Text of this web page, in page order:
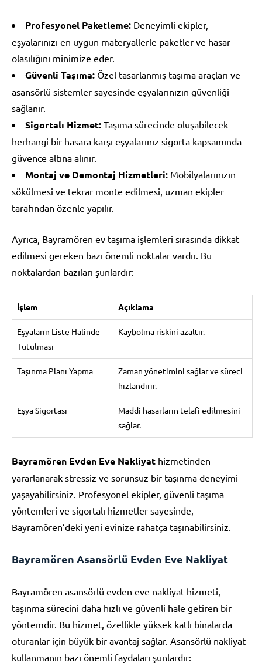
Profesyonel Paketleme: Deneyimli ekipler,
eşyalarınızı en uygun materyallerle paketler ve hasar
olasılığını minimize eder.
Güvenli Taşıma: Özel tasarlanmış taşıma araçları ve
asansörlü sistemler sayesinde eşyalarınızın güvenliği
sağlanır.
Sigortalı Hizmet: Taşıma sürecinde oluşabilecek
herhangi bir hasara karşı eşyalarınız sigorta kapsamında
güvence altına alınır.
Montaj ve Demontaj Hizmetleri: Mobilyalarınızın
sökülmesi ve tekrar monte edilmesi, uzman ekipler
tarafından özenle yapılır.
Ayrıca, Bayramören ev taşıma işlemleri sırasında dikkat
edilmesi gereken bazı önemli noktalar vardır. Bu
noktalardan bazıları şunlardır:
İşlem Açıklama
Eşyaların Liste Halinde
Tutulması
Kaybolma riskini azaltır.
Taşınma Planı Yapma
Zaman yönetimini sağlar ve süreci
hızlandırır.
Eşya Sigortası
Maddi hasarların telafi edilmesini
sağlar.
Bayramören Evden Eve Nakliyat hizmetinden
yararlanarak stressiz ve sorunsuz bir taşınma deneyimi
yaşayabilirsiniz. Profesyonel ekipler, güvenli taşıma
yöntemleri ve sigortalı hizmetler sayesinde,
Bayramören’deki yeni evinize rahatça taşınabilirsiniz.
Bayramören Asansörlü Evden Eve Nakliyat
Bayramören asansörlü evden eve nakliyat hizmeti,
taşınma sürecini daha hızlı ve güvenli hale getiren bir
yöntemdir. Bu hizmet, özellikle yüksek katlı binalarda
oturanlar için büyük bir avantaj sağlar. Asansörlü nakliyat
kullanmanın bazı önemli faydaları şunlardır: